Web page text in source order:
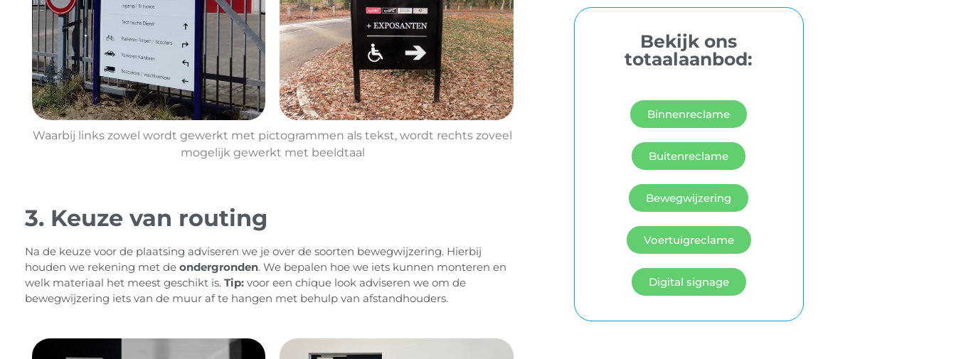
Waarbij links zowel wordt gewerkt met pictogrammen als tekst, wordt rechts zoveel
mogelijk gewerkt met beeldtaal
3. Keuze van routing
Na de keuze voor de plaatsing adviseren we je over de soorten bewegwijzering. Hierbij
houden we rekening met de ondergronden. We bepalen hoe we iets kunnen monteren en
welk materiaal het meest geschikt is. Tip: voor een chique look adviseren we om de
bewegwijzering iets van de muur af te hangen met behulp van afstandhouders.
Bekijk ons
totaalaanbod:
Binnenreclame
Buitenreclame
Bewegwijzering
Voertuigreclame
Digital signage